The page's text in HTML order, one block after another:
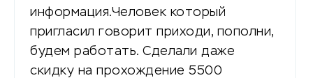
информация.Человек который
пригласил говорит приходи, пополни,
будем работать. Сделали даже
скидку на прохождение 5500